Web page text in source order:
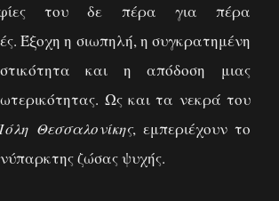
του δε πέρα για πέρα
Έξοχη η σιωπηλή, η συγκρατημένη
και η απόδοση μιας
Ως και τα νεκρά του
Θεσσαλονίκης, εμπεριέχουν το
ζώσας ψυχής.